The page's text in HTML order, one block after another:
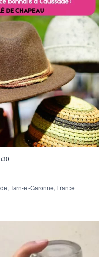
Tarn-et-Garonne, France